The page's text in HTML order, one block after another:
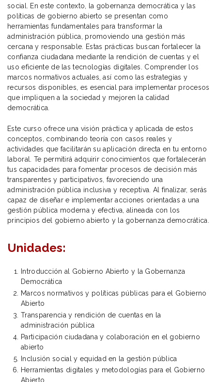
social. En este contexto, la gobernanza democrática y las
políticas de gobierno abierto se presentan como
herramientas fundamentales para transformar la
administración pública, promoviendo una gestión más
cercana y responsable. Estas prácticas buscan fortalecer la
confianza ciudadana mediante la rendición de cuentas y el
uso eficiente de las tecnologías digitales. Comprender los
marcos normativos actuales, así como las estrategias y
recursos disponibles, es esencial para implementar procesos
que impliquen a la sociedad y mejoren la calidad
democrática.
Este curso ofrece una visión práctica y aplicada de estos
conceptos, combinando teoría con casos reales y
actividades que facilitarán su aplicación directa en tu entorno
laboral. Te permitirá adquirir conocimientos que fortalecerán
tus capacidades para fomentar procesos de decisión más
transparentes y participativos, favoreciendo una
administración pública inclusiva y receptiva. Al finalizar, serás
capaz de diseñar e implementar acciones orientadas a una
gestión pública moderna y efectiva, alineada con los
principios del gobierno abierto y la gobernanza democrática.
Unidades:
Introducción al Gobierno Abierto y la Gobernanza
Democrática
Marcos normativos y políticas públicas para el Gobierno
Abierto
Transparencia y rendición de cuentas en la
administración pública
Participación ciudadana y colaboración en el gobierno
abierto
Inclusión social y equidad en la gestión pública
Herramientas digitales y metodologías para el Gobierno
Abierto